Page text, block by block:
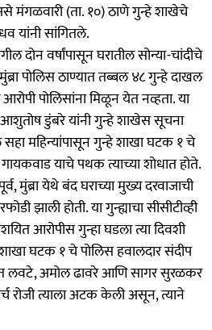
मंगळवारी (ता. १०) ठाणे गुन्हे शाखेचे
यांनी सांगितले.
दोन वर्षांपासून घरातील सोन्या-चांदीचे
पोलिस ठाण्यात तब्बल ४८ गुन्हे दाखल
पोलिसांना मिळून येत नव्हता. या
आशुतोष डुंबरे यांनी गुन्हे शाखेस सूचना
सहा महिन्यांपासून गुन्हे शाखा घटक १ चे
गायकवाड याचे पथक त्याच्या शोधात होते.
मुंब्रा येथे बंद घराच्या मुख्य दरवाजाची
झाली होती. या गुन्ह्याचा सीसीटीव्ही
आरोपीस गुन्हा घडला त्या दिवशी
घटक १ चे पोलिस हवालदार संदीप
लवटे, अमोल ढावरे आणि सागर सुरळकर
रोजी त्याला अटक केली असून, त्याने